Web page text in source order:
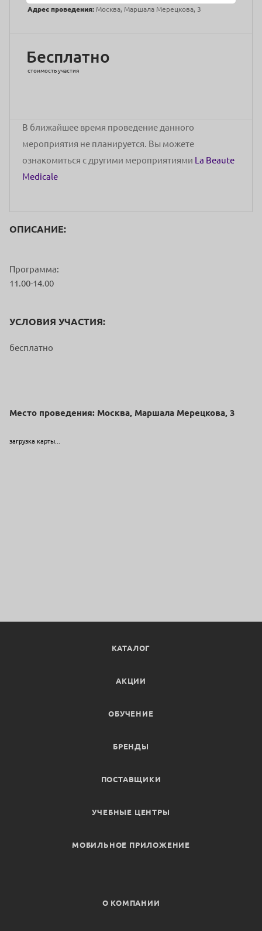
Адрес проведения: Москва, Маршала Мерецкова, 3
Бесплатно
стоимость участия
В ближайшее время проведение данного
мероприятия не планируется. Вы можете
ознакомиться с другими мероприятиями La Beaute
Medicale
ОПИСАНИЕ:
Программа:
11.00-14.00
УСЛОВИЯ УЧАСТИЯ:
бесплатно
Место проведения: Москва, Маршала Мерецкова, 3
загрузка карты...
КАТАЛОГ
АКЦИИ
ОБУЧЕНИЕ
БРЕНДЫ
ПОСТАВЩИКИ
УЧЕБНЫЕ ЦЕНТРЫ
МОБИЛЬНОЕ ПРИЛОЖЕНИЕ
О КОМПАНИИ